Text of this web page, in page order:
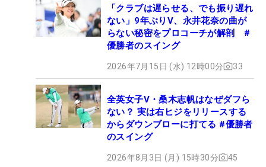
「クラブは遅らせる、でも振り遅れ
ない」9年ぶりV、永井花奈の曲が
らない秘密をプロコーチが解剖 #
優勝者のスイング
2026年7月15日 (水) 12時00分 33
全英女子V・桑木志帆はなぜダフら
ない？ 実は右ヒジをリリースする
からダウンブローに打てる #優勝者
のスイング
2026年8月3日 (月) 15時30分 45